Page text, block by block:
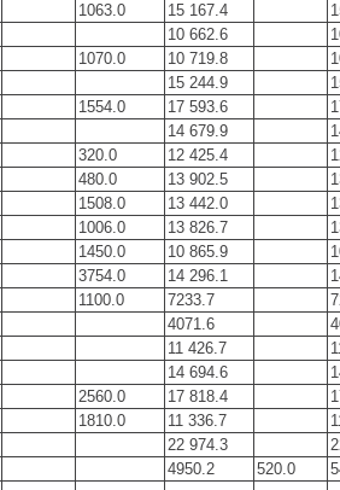
1063.0 15 167.4
10 662.6
1070.0 10 719.8
15 244.9
1554.0 17 593.6
14 679.9
320.0 12 425.4
480.0 13 902.5
1508.0 13 442.0
1006.0 13 826.7
1450.0 10 865.9
3754.0 14 296.1
1100.0 7233.7
4071.6
11 426.7
14 694.6
2560.0 17 818.4
1810.0 11 336.7
22 974.3
4950.2 520.0